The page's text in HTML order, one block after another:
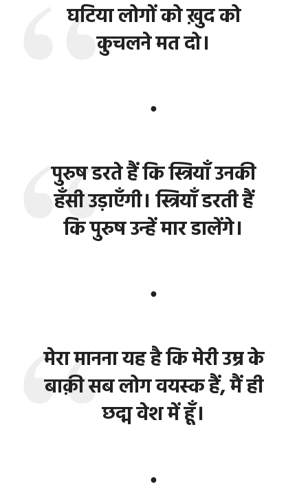
घटिया लोगों को ख़ुद को
कुचलने मत दो।
●
पुरुष डरते हैं कि स्त्रियाँ उनकी
हँसी उड़ाएँगी। स्त्रियाँ डरती हैं
कि पुरुष उन्हें मार डालेंगे।
●
मेरा मानना यह है कि मेरी उम्र के
बाक़ी सब लोग वयस्क हैं, मैं ही
छद्म वेश में हूँ।
●